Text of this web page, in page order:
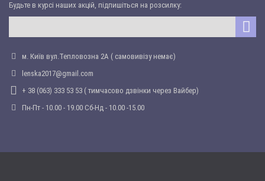
Будьте в курсі наших акцій, підпишіться на розсилку:
м. Київ вул.Тепловозна 2А ( самовивізу немає)
lenska2017@gmail.com
+ 38 (063) 333 53 53 ( тимчасово дзвінки через Вайбер)
Пн-Пт - 10.00 - 19.00 Сб-Нд - 10.00 -15.00